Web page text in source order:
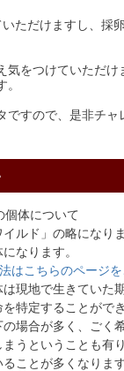
ただけますし、採
気をつけていただけ
ですので、是非チ
個体について
イルド」の略になり
なります。
はこちらのページ
は現地で生きていた
を特定することがで
場合が多く、ごく
うということも有
ことが多くなりま